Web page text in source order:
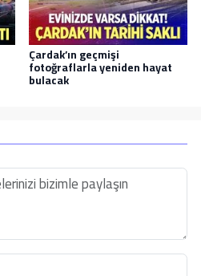
Çardak’ın geçmişi
fotoğraflarla yeniden hayat
bulacak